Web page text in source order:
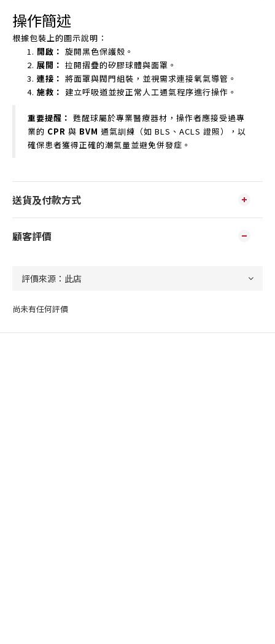
操作簡述
根據包裝上的圖示說明：
開啟： 旋開黑色保護殼。
展開： 拉開摺疊的矽膠球體與面罩。
連接： 將面罩與閥門組裝，並視需求連接氧氣導管。
施救： 建立呼吸道並按正常人工通氣程序進行操作。
重要提醒： 甦醒球屬於專業醫療器材，操作者應接受過專
業的 CPR 與 BVM 通氣訓練（如 BLS、ACLS 證照），以
確保患者獲得正確的潮氣量並避免併發症。
送貨及付款方式
顧客評價
尚未有任何評價